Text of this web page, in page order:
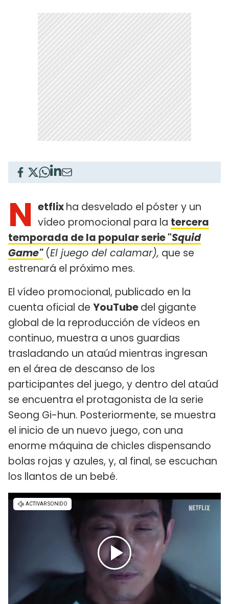
N etflixha desvelado el póster y un
vídeo promocional para la tercera
temporada de la popular serie "Squid
Game"(El juego del calamar), que se
estrenará el próximo mes.
El vídeo promocional, publicado en la
cuenta oficial de YouTubedel gigante
global de la reproducción de vídeos en
continuo, muestra a unos guardias
trasladando un ataúd mientras ingresan
en el área de descanso de los
participantes del juego, y dentro del ataúd
se encuentra el protagonista de la serie
Seong Gi-hun. Posteriormente, se muestra
el inicio de un nuevo juego, con una
enorme máquina de chicles dispensando
bolas rojas y azules, y, al final, se escuchan
los llantos de un bebé.